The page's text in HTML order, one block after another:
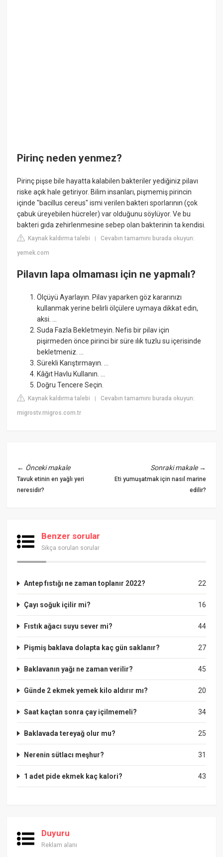
Pirinç neden yenmez?
Pirinç pişse bile hayatta kalabilen bakteriler yediğiniz pilavı
riske açık hale getiriyor. Bilim insanları, pişmemiş pirincin
içinde "bacillus cereus" ismi verilen bakteri sporlarının (çok
çabuk üreyebilen hücreler) var olduğunu söylüyor. Ve bu
bakteri gıda zehirlenmesine sebep olan bakterinin ta kendisi.
Kaynak kaldırma talebi |Cevabın tamamını burada okuyun:
yemek.com
Pilavın lapa olmaması için ne yapmalı?
Ölçüyü Ayarlayın. Pilav yaparken göz kararınızı
kullanmak yerine belirli ölçülere uymaya dikkat edin,
aksi. ...
Suda Fazla Bekletmeyin. Nefis bir pilav için
pişirmeden önce pirinci bir süre ılık tuzlu su içerisinde
bekletmeniz. ...
Sürekli Karıştırmayın. ...
Kâğıt Havlu Kullanın. ...
Doğru Tencere Seçin.
Kaynak kaldırma talebi |Cevabın tamamını burada okuyun:
migrostv.migros.com.tr
← Önceki makale
Tavuk etinin en yağlı yeri
neresidir?
Sonraki makale→
Eti yumuşatmak için nasıl marine
edilir?
Benzer sorular
Sıkça sorulan sorular
22
Antep fıstığı ne zaman toplanır 2022?
16
Çayı soğuk içilir mi?
44
Fıstık ağacı suyu sever mi?
27
Pişmiş baklava dolapta kaç gün saklanır?
45
Baklavanın yağı ne zaman verilir?
20
Günde 2 ekmek yemek kilo aldırır mı?
34
Saat kaçtan sonra çay içilmemeli?
25
Baklavada tereyağ olur mu?
31
Nerenin sütlacı meşhur?
43
1 adet pide ekmek kaç kalori?
Duyuru
Reklam alanı